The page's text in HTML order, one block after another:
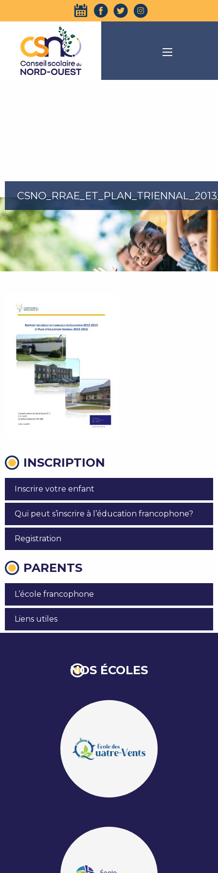
INSCRIPTION
Inscrire votre enfant
Qui peut s’inscrire à l’éducation francophone?
Registration
PARENTS
L’école francophone
Liens utiles
NOS ÉCOLES